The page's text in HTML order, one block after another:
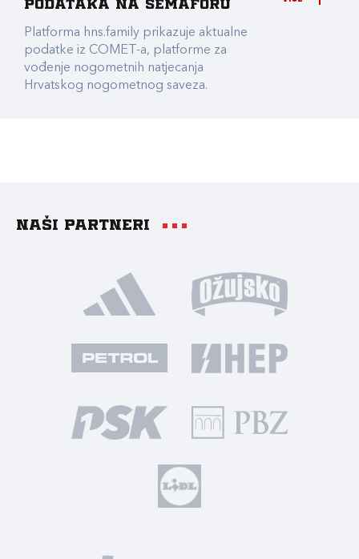
podataka na Semaforu
Platforma hns.family prikazuje aktualne
podatke iz COMET-a, platforme za
vođenje nogometnih natjecanja
Hrvatskog nogometnog saveza.
Naši partneri